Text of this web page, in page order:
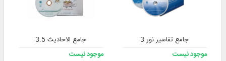
جامع تفاسیر نور 3
موجود نیست
جامع الاحادیث 3.5
موجود نیست